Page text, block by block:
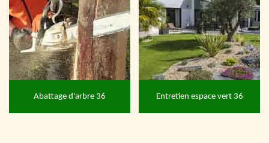
Abattage d'arbre 36 Entretien espace vert 36